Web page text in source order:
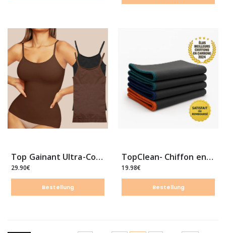
Top Gainant Ultra-Confort
29.90€
Bestellung
TopClean- Chiffon en Fibre de Carbone
19.98€
Bestellung